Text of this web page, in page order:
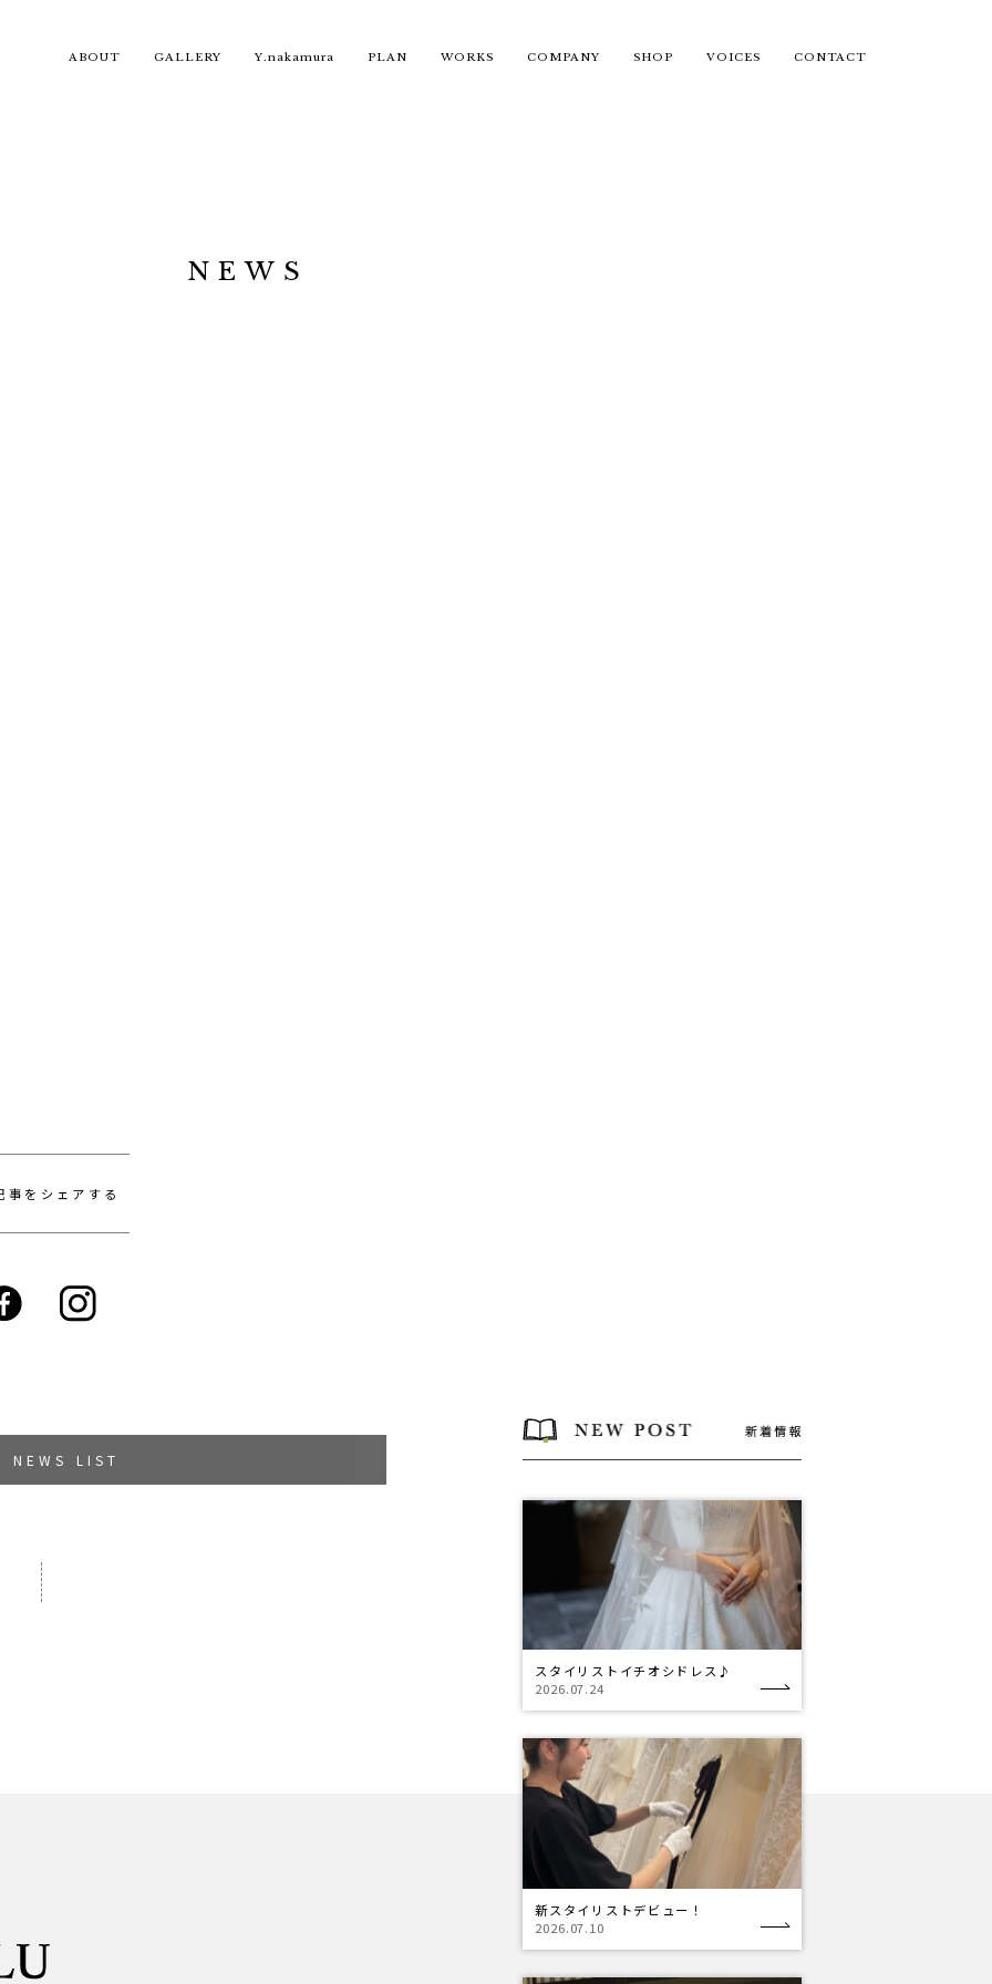
ABOUT GALLERY Y.nakamura PLAN WORKS COMPANY SHOP VOICES CONTACT
NEWS
事をシェアする
NEWS LIST
スタイリストイチオシドレス♪
2026.07.24
新スタイリストデビュー！
2026.07.10